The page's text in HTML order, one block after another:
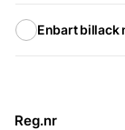
Enbart billack
Reg.nr